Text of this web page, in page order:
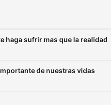
haga sufrir mas que la realidad
de nuestras vidas